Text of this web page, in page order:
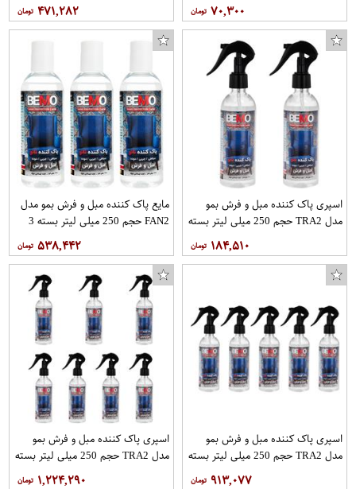
۷۰,۳۰۰ ۴۷۱,۲۸۲
اسپری پاک کننده مبل و فرش بمو
مدل TRA2 حجم 250 میلی لیتر بسته
۱۸۴,۵۱۰
مایع پاک کننده مبل و فرش بمو مدل
FAN2 حجم 250 میلی لیتر بسته 3
۵۳۸,۴۴۲
اسپری پاک کننده مبل و فرش بمو
مدل TRA2 حجم 250 میلی لیتر بسته
۹۱۳,۰۷۷
اسپری پاک کننده مبل و فرش بمو
مدل TRA2 حجم 250 میلی لیتر بسته
۱,۲۲۴,۲۹۰